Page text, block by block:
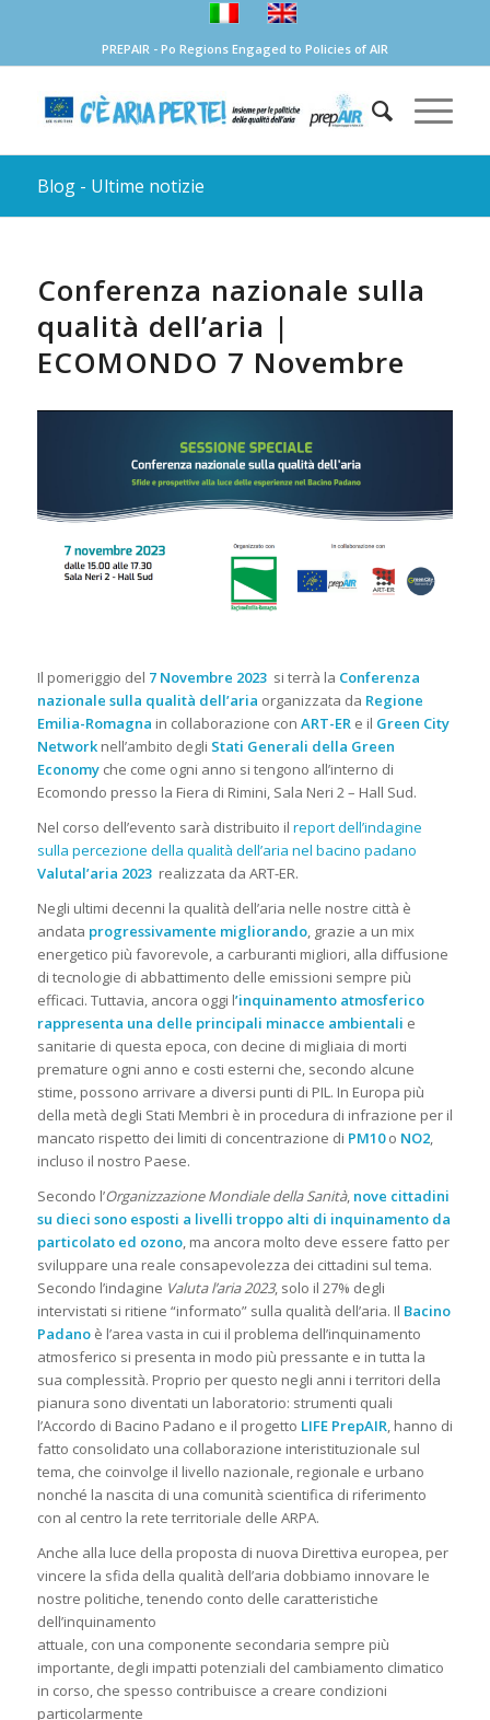
PREPAIR - Po Regions Engaged to Policies of AIR
Blog - Ultime notizie
Conferenza nazionale sulla
qualità dell’aria |
ECOMONDO 7 Novembre
Il pomeriggio del 7 Novembre 2023si terrà la Conferenza
nazionale sulla qualità dell’aria organizzata da Regione
Emilia-Romagna in collaborazione con ART-ERe il Green City
Networknell’ambito degli Stati Generali della Green
Economy che come ogni anno si tengono all’interno di
Ecomondo presso la Fiera di Rimini, Sala Neri 2 – Hall Sud.
Nel corso dell’evento sarà distribuito il report dell’indagine
sulla percezione della qualità dell’aria nel bacino padano
Valutal’aria 2023realizzata da ART-ER.
Negli ultimi decenni la qualità dell’aria nelle nostre città è
andata progressivamente migliorando, grazie a un mix
energetico più favorevole, a carburanti migliori, alla diffusione
di tecnologie di abbattimento delle emissioni sempre più
efficaci. Tuttavia, ancora oggi l’inquinamento atmosferico
rappresenta una delle principali minacce ambientali e
sanitarie di questa epoca, con decine di migliaia di morti
premature ogni anno e costi esterni che, secondo alcune
stime, possono arrivare a diversi punti di PIL. In Europa più
della metà degli Stati Membri è in procedura di infrazione per il
mancato rispetto dei limiti di concentrazione di PM10o NO2,
incluso il nostro Paese.
Secondo l’Organizzazione Mondiale della Sanità, nove cittadini
su dieci sono esposti a livelli troppo alti di inquinamento da
particolato ed ozono, ma ancora molto deve essere fatto per
sviluppare una reale consapevolezza dei cittadini sul tema.
Secondo l’indagine Valuta l’aria2023, solo il 27% degli
intervistati si ritiene “informato” sulla qualità dell’aria. Il Bacino
Padanoè l’area vasta in cui il problema dell’inquinamento
atmosferico si presenta in modo più pressante e in tutta la
sua complessità. Proprio per questo negli anni i territori della
pianura sono diventati un laboratorio: strumenti quali
l’Accordo di Bacino Padano e il progetto LIFE PrepAIR, hanno di
fatto consolidato una collaborazione interistituzionale sul
tema, che coinvolge il livello nazionale, regionale e urbano
nonché la nascita di una comunità scientifica di riferimento
con al centro la rete territoriale delle ARPA.
Anche alla luce della proposta di nuova Direttiva europea, per
vincere la sfida della qualità dell’aria dobbiamo innovare le
nostre politiche, tenendo conto delle caratteristiche
dell’inquinamento
attuale, con una componente secondaria sempre più
importante, degli impatti potenziali del cambiamento climatico
in corso, che spesso contribuisce a creare condizioni
particolarmente